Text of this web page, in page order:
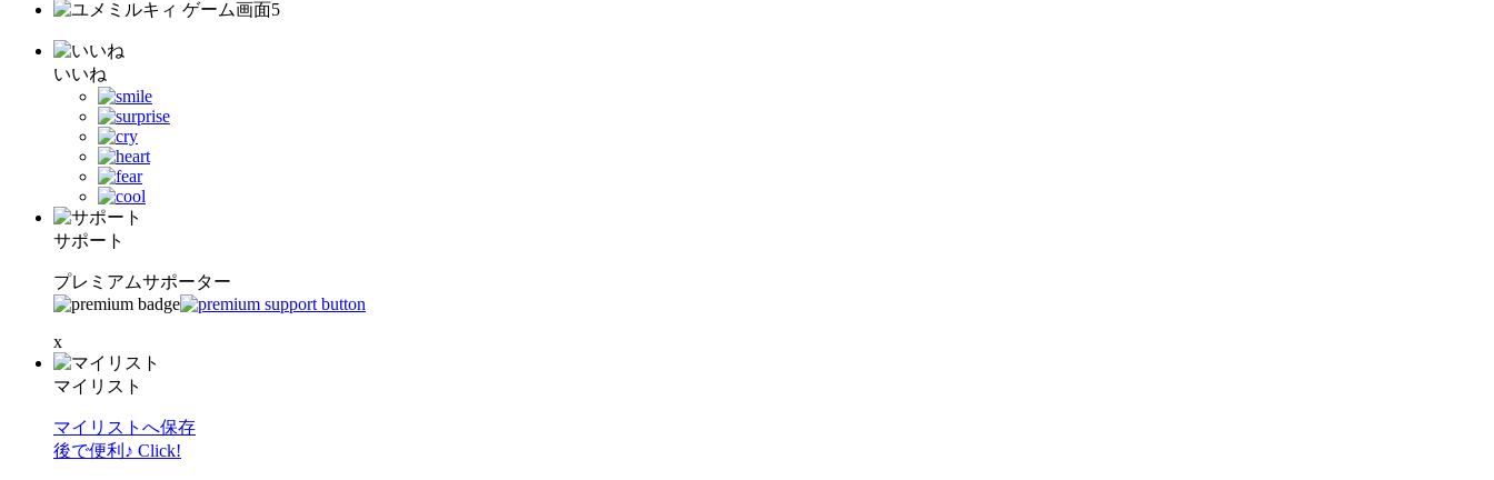
いいね
サポート
プレミアムサポーター
x
マイリスト
マイリストへ保存
後で便利♪ Click!